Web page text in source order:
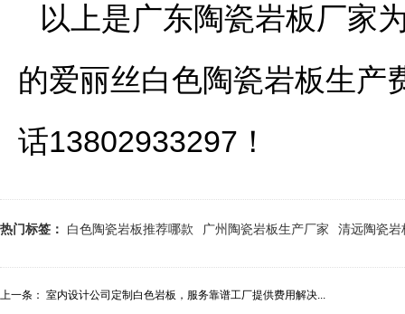
以上是广东陶瓷岩板厂家
的爱丽丝白色陶瓷岩板生产
话13802933297！
热门标签： 白色陶瓷岩板推荐哪款 广州陶瓷岩板生产厂家 清远陶瓷岩
上一条： 室内设计公司定制白色岩板，服务靠谱工厂提供费用解决...